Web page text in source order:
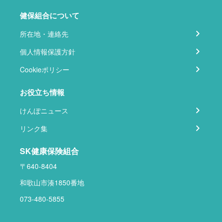
健保組合について
所在地・連絡先
個人情報保護方針
Cookieポリシー
お役立ち情報
けんぽニュース
リンク集
SK健康保険組合
〒640-8404
和歌山市湊1850番地
073-480-5855